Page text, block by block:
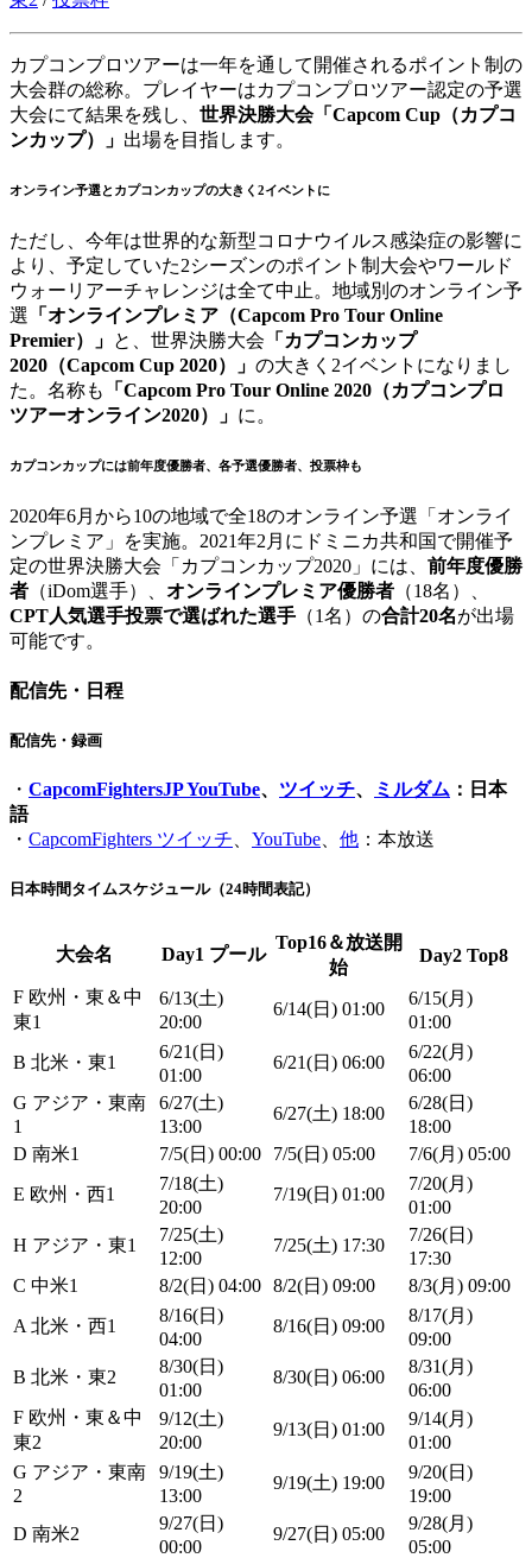
カプコンプロツアーは一年を通して開催されるポイント制の
大会群の総称。プレイヤーはカプコンプロツアー認定の予選
大会にて結果を残し、 世界決勝大会「Capcom Cup（カプコ
ンカップ）」 出場を目指します。
オンライン予選とカプコンカップの大きく2イベントに
ただし、今年は世界的な新型コロナウイルス感染症の影響に
より、予定していた2シーズンのポイント制大会やワールド
ウォーリアーチャレンジは全て中止。地域別のオンライン予
選 「オンラインプレミア（Capcom Pro Tour Online
Premier）」 と、世界決勝大会 「カプコンカップ
2020（Capcom Cup 2020）」 の大きく2イベントになりまし
た。名称も
「Capcom Pro Tour Online 2020（カプコンプロ
ツアーオンライン2020）」 に。
カプコンカップには前年度優勝者、各予選優勝者、投票枠も
2020年6月から10の地域で全18のオンライン予選「オンライ
ンプレミア」を実施。2021年2月にドミニカ共和国で開催予
定の世界決勝大会「カプコンカップ2020」には、 前年度優勝
者 （iDom選手）、 オンラインプレミア優勝者 （18名）、
CPT人気選手投票で選ばれた選手 （1名）の合計20名が出場
可能です。
配信先・日程
配信先・録画
・ CapcomFightersJP YouTube、 ツイッチ、 ミルダム ：日本
語
・ CapcomFighters ツイッチ YouTube 他 ：本放送
日本時間タイムスケジュール（24時間表記）
大会名 Day1 プール
Top16＆放送開
始
Day2 Top8
F 欧州・東＆中
東1
6/13(土)
20:00
6/14(日) 01:00
6/15(月)
01:00
B 北米・東1
6/21(日)
01:00
6/21(日) 06:00
6/22(月)
06:00
G アジア・東南
1
6/27(土)
13:00
6/27(土) 18:00
6/28(日)
18:00
D 南米1
7/5(日) 00:00 7/5(日) 05:00
7/6(月) 05:00
E 欧州・西1
7/18(土)
20:00
7/19(日) 01:00
7/20(月)
01:00
H アジア・東1
7/25(土)
12:00
7/25(土) 17:30
7/26(日)
17:30
C 中米1
8/2(日) 04:00 8/2(日) 09:00
8/3(月) 09:00
A 北米・西1
8/16(日)
04:00
8/16(日) 09:00
8/17(月)
09:00
B 北米・東2
8/30(日)
01:00
8/30(日) 06:00
8/31(月)
06:00
F 欧州・東＆中
東2
9/12(土)
20:00
9/13(日) 01:00
9/14(月)
01:00
G アジア・東南
2
9/19(土)
13:00
9/19(土) 19:00
9/20(日)
19:00
D 南米2
9/27(日)
00:00
9/27(日) 05:00
9/28(月)
05:00